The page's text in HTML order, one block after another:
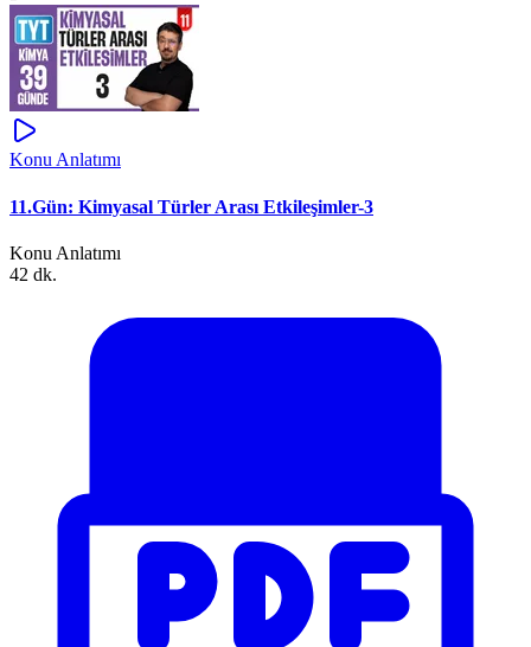
Konu Anlatımı
11.Gün: Kimyasal Türler Arası Etkileşimler-3
Konu Anlatımı
42 dk.